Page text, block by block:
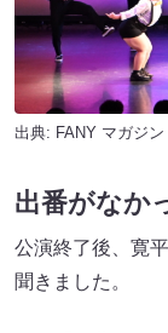
出典: FANY マガジン
出番がなか
公演終了後、寛
聞きました。